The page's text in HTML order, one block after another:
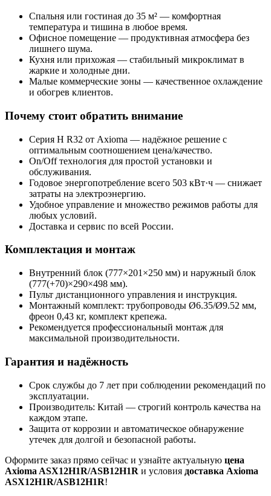
Спальня или гостиная до 35 м² — комфортная
температура и тишина в любое время.
Офисное помещение — продуктивная атмосфера без
лишнего шума.
Кухня или прихожая — стабильный микроклимат в
жаркие и холодные дни.
Малые коммерческие зоны — качественное охлаждение
и обогрев клиентов.
Почему стоит обратить внимание
Серия H R32 от Axioma — надёжное решение с
оптимальным соотношением цена/качество.
On/Off технология для простой установки и
обслуживания.
Годовое энергопотребление всего 503 кВт·ч — снижает
затраты на электроэнергию.
Удобное управление и множество режимов работы для
любых условий.
Доставка и сервис по всей России.
Комплектация и монтаж
Внутренний блок (777×201×250 мм) и наружный блок
(777(+70)×290×498 мм).
Пульт дистанционного управления и инструкция.
Монтажный комплект: трубопроводы Ø6.35/Ø9.52 мм,
фреон 0,43 кг, комплект крепежа.
Рекомендуется профессиональный монтаж для
максимальной производительности.
Гарантия и надёжность
Срок службы до 7 лет при соблюдении рекомендаций по
эксплуатации.
Производитель: Китай — строгий контроль качества на
каждом этапе.
Защита от коррозии и автоматическое обнаружение
утечек для долгой и безопасной работы.
Оформите заказ прямо сейчас и узнайте актуальную цена
Axioma ASX12H1R/ASB12H1R и условия доставка Axioma
ASX12H1R/ASB12H1R!